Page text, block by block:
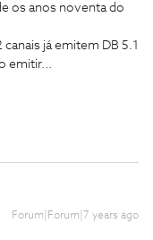
os anos noventa do
já emitem DB 5.1
emitir...
Forum|Forum|7 years ago